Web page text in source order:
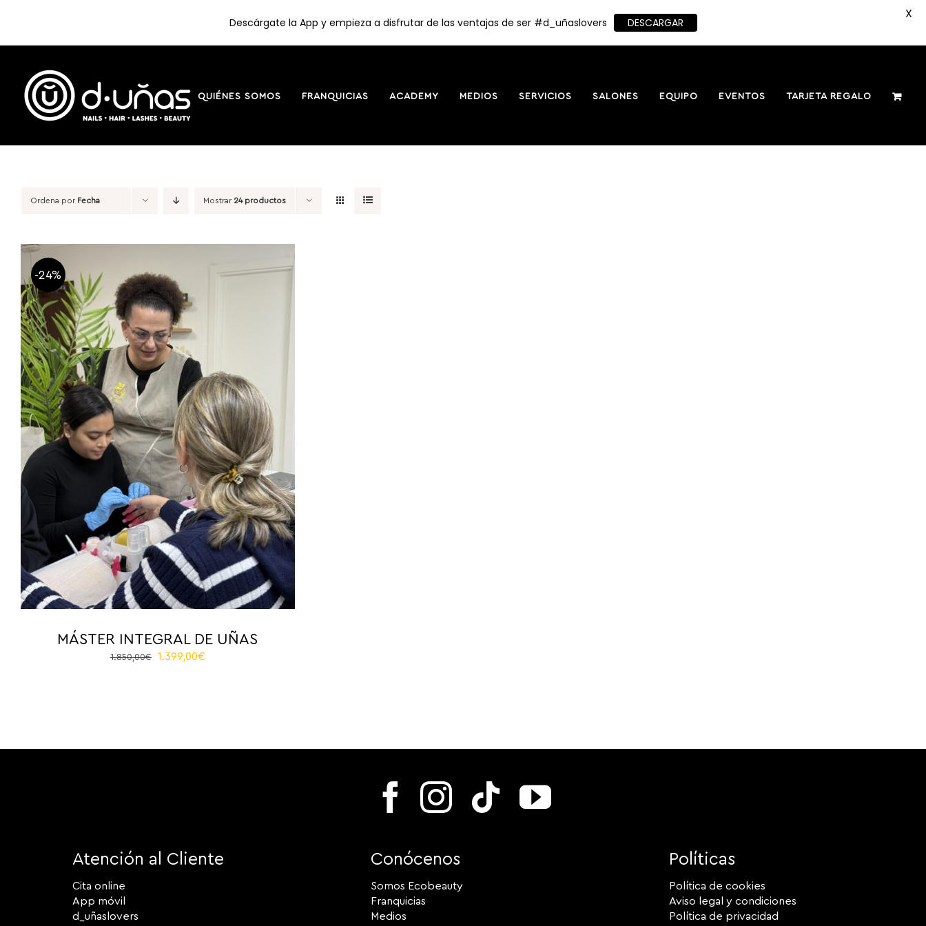
contenido
QUIÉNES SOMOS FRANQUICIAS ACADEMY MEDIOS SERVICIOS SALONES EQUIPO EVENTOS TARJETA REGALO
Ordena por Fecha Mostrar 24 productos
-24%
MÁSTER INTEGRAL DE UÑAS
1.850,00€
El
1.399,00€El
Atención al Cliente
Cita online
App móvil
d_uñaslovers
Conócenos
Somos Ecobeauty
Franquicias
Medios
Políticas
Política de cookies
Aviso legal y condiciones
Política de privacidad
Descárgate la App y empieza a disfrutar de las ventajas de ser #d_uñaslovers DESCARGAR
X